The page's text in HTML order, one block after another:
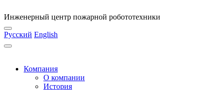
Инженерный центр пожарной робототехники
Русский English
Компания
О компании
История